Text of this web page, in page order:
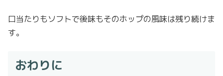
口当たりもソフトで後味もそのホップの風味は残り続けま
す。
おわりに